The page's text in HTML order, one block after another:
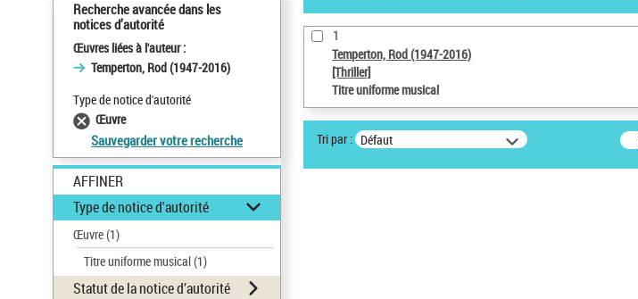
Recherche avancée dans les
notices d’autorité
Œuvres liées à l'auteur :
Temperton, Rod (1947-2016)
Type de notice d'autorité
Œuvre
Sauvegarder votre recherche
AFFINER
Type de notice d'autorité
Œuvre(1)
Titre uniforme musical(1)
Statut de la notice d’autorité
1
Temperton, Rod (1947-2016)
[Thriller]
Titre uniforme musical
Tri par : Défaut